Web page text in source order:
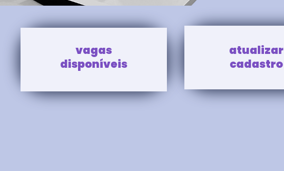
vagas
disponíveis
atualizar
cadastro